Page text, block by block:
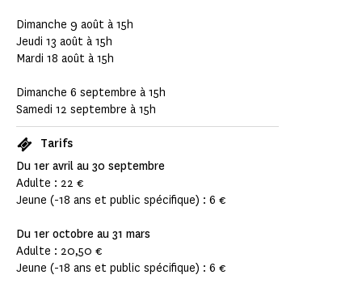
Dimanche 9 août à 15h
Jeudi 13 août à 15h
Mardi 18 août à 15h
Dimanche 6 septembre à 15h
Samedi 12 septembre à 15h
Tarifs
Du 1er avril au 30 septembre
Adulte : 22 €
Jeune (-18 ans et public spécifique) : 6 €
Du 1er octobre au 31 mars
Adulte : 20,50 €
Jeune (-18 ans et public spécifique) : 6 €